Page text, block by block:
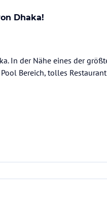
Dhaka!
In der Nähe eines der
Bereich, tolles